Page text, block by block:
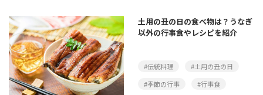
土用の丑の日の食べ物は？うなぎ
以外の行事食やレシピを紹介
#伝統料理
#土用の丑の日
#季節の行事
#行事食